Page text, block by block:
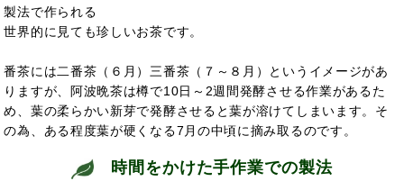
製法で作られる
世界的に見ても珍しいお茶です。
番茶には二番茶（６月）三番茶（７～８月）というイメージがあ
りますが、阿波晩茶は樽で10日～2週間発酵させる作業があるた
め、葉の柔らかい新芽で発酵させると葉が溶けてしまいます。そ
の為、ある程度葉が硬くなる7月の中頃に摘み取るのです。
時間をかけた手作業での製法